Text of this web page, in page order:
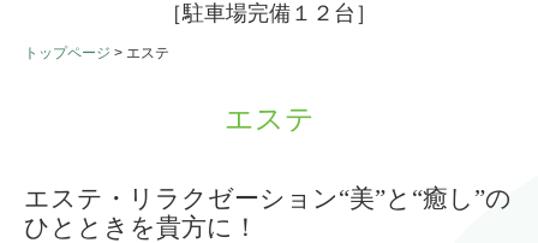
レンタル・着付け
ブログ
［駐車場完備１２台］
トップページ エステ
エステ
エステ・リラクゼーション“美”と“癒し”の
ひとときを貴方に！